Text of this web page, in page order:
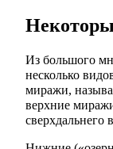
Из большого
несколько
миражи,
верхние
сверхдальнего